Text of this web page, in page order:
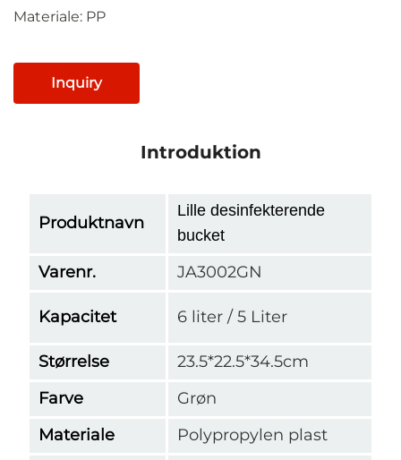
Materiale: PP
Inquiry
Introduktion
Produktnavn
Lille desinfekterende
bucket
Varenr. JA3002GN
Kapacitet 6 liter / 5 Liter
Størrelse
23.5*22.5*34.5cm
Farve
Grøn
Materiale
Polypropylen plast